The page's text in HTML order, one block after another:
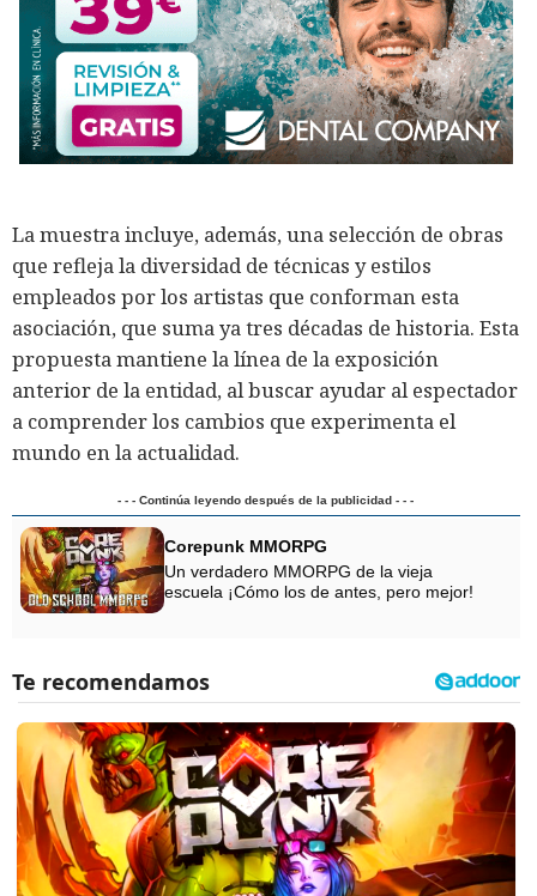
La muestra incluye, además, una selección de obras
que refleja la diversidad de técnicas y estilos
empleados por los artistas que conforman esta
asociación, que suma ya tres décadas de historia. Esta
propuesta mantiene la línea de la exposición
anterior de la entidad, al buscar ayudar al espectador
a comprender los cambios que experimenta el
mundo en la actualidad.
- - - Continúa leyendo después de la publicidad - - -
Corepunk MMORPG
Un verdadero MMORPG de la vieja
escuela ¡Cómo los de antes, pero mejor!